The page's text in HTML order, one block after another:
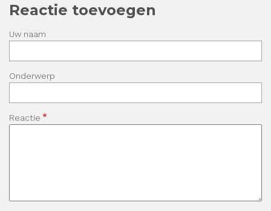
Reactie toevoegen
Uw naam
Onderwerp
Reactie